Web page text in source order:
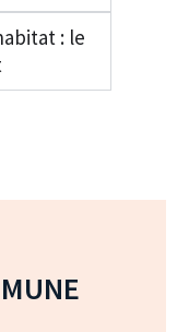
: le